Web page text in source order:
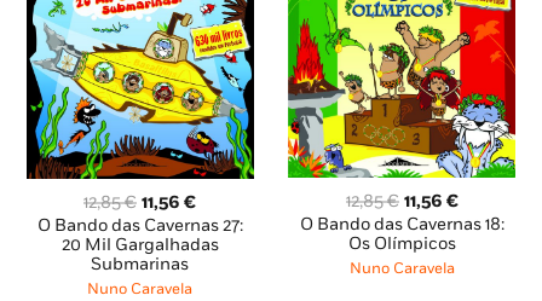
12,85€ O
preço
original
era:
12,85 €.
11,56€O
preço
atual
O Bando das Cavernas 27:
20 Mil Gargalhadas
Submarinas
Nuno Caravela
12,85€ O
preço
original
era:
11,56 €O
preço
O Bando das Cavernas 18:
Os Olímpicos
Nuno Caravela